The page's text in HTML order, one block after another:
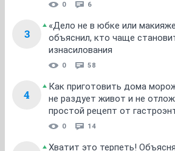
0 6
3
«Дело не в юбке или
объяснил, кто чаще
изнасилования
0 58
4
Как приготовить дома
не раздует живот и не
простой рецепт от
0 14
Хватит это терпеть!